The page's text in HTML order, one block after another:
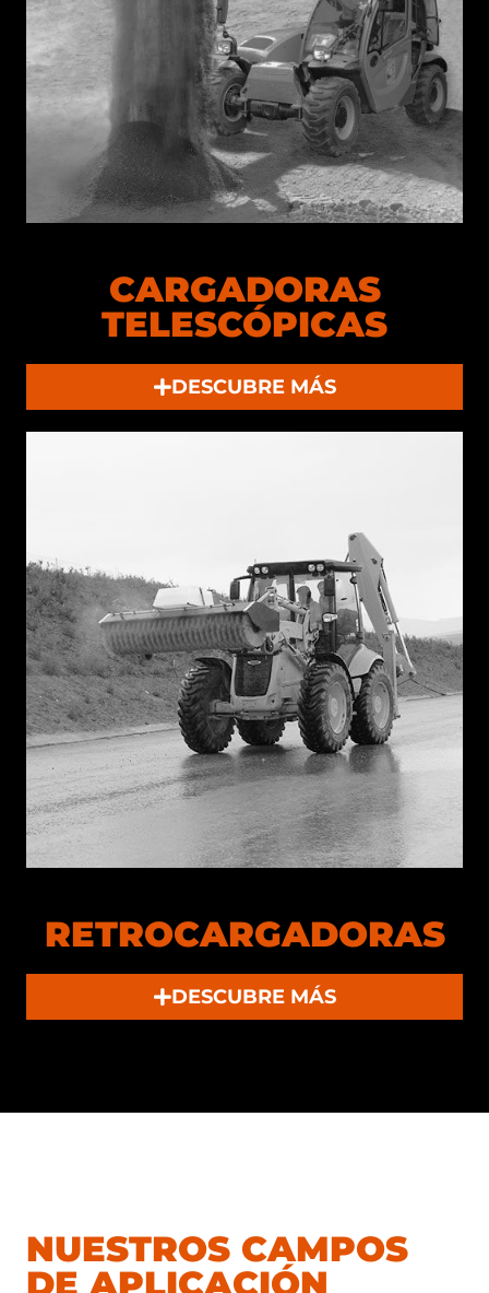
CARGADORAS
TELESCÓPICAS
DESCUBRE MÁS
RETROCARGADORAS
DESCUBRE MÁS
NUESTROS CAMPOS
DE APLICACIÓN